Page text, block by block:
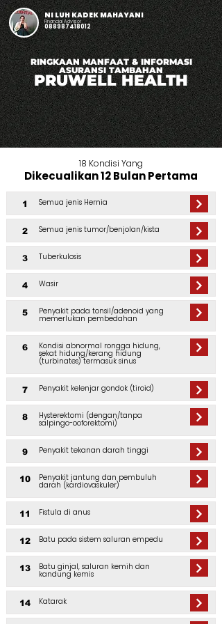
NI LUH KADEK MAHAYANI
Financial Advisor
088987418012
RINGKAAN MANFAAT & INFORMASI
ASURANSI TAMBAHAN
PRUWELL HEALTH
18 Kondisi Yang
Dikecualikan 12 Bulan Pertama
1 Semua jenis Hernia
2 Semua jenis tumor/benjolan/kista
3 Tuberkulosis
4 Wasir
5 Penyakit pada tonsil/adenoid yang
memerlukan pembedahan
6 Kondisi abnormal rongga hidung,
sekat hidung/kerang hidung
(turbinates) termasuk sinus
7 Penyakit kelenjar gondok (tiroid)
8 Hysterektomi (dengan/tanpa
salpingo-ooforektomi)
9 Penyakit tekanan darah tinggi
10 Penyakit jantung dan pembuluh
darah (kardiovaskuler)
11 Fistula di anus
12 Batu pada sistem saluran empedu
13 Batu ginjal, saluran kemih dan
kandung kemis
14 Katarak